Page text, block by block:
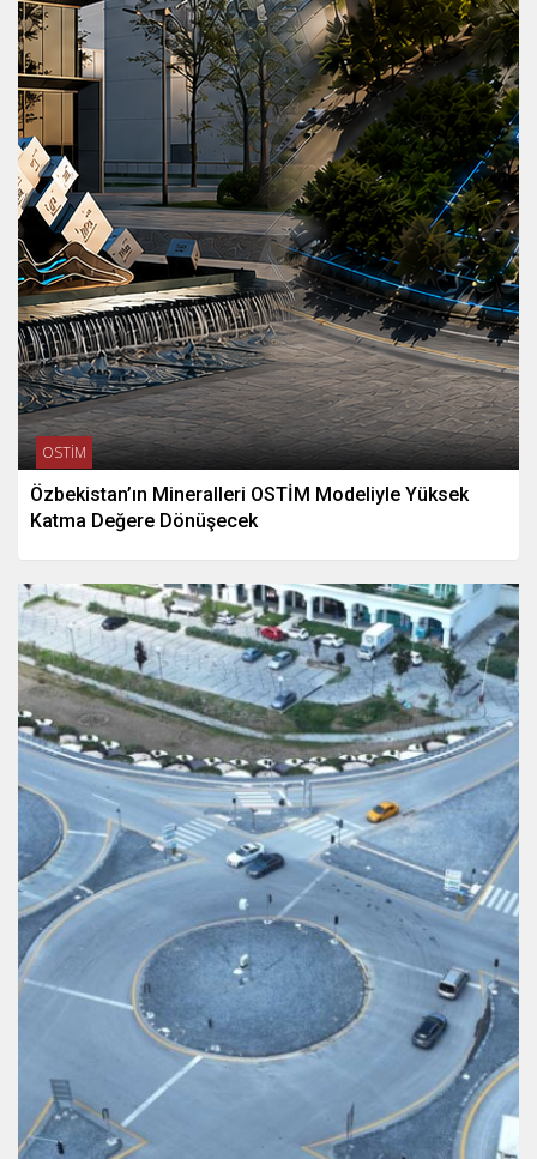
OSTİM
Özbekistan’ın Mineralleri OSTİM Modeliyle Yüksek
Katma Değere Dönüşecek